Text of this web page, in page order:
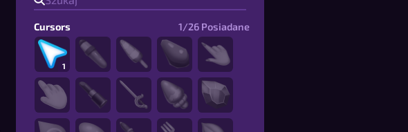
Cursors 1/26 Posiadane
1